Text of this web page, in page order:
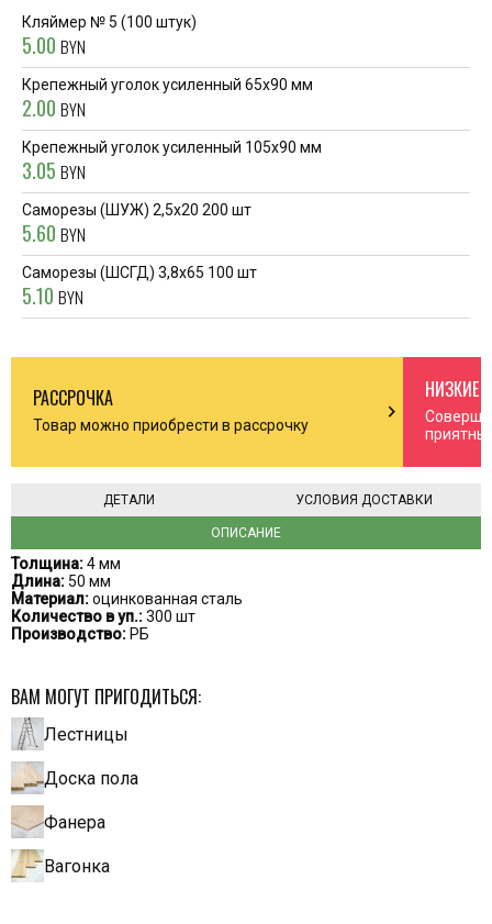
Кляймер № 5 (100 штук)
5.00 BYN
Крепежный уголок усиленный 65x90 мм
2.00 BYN
Крепежный уголок усиленный 105x90 мм
3.05 BYN
Саморезы (ШУЖ) 2,5х20 200 шт
5.60 BYN
Саморезы (ШСГД) 3,8x65 100 шт
5.10 BYN
РАССРОЧКА
Товар можно приобрести в рассрочку chevron_right
НИЗКИЕ
ОПИСАНИЕ
ДЕТАЛИ УСЛОВИЯ ДОСТАВКИ
Толщина:4 мм
Длина: 50 мм
Материал:оцинкованная сталь
Количество в уп.:300 шт
Производство: РБ
ВАМ МОГУТ ПРИГОДИТЬСЯ:
Лестницы
Доска пола
Фанера
Вагонка